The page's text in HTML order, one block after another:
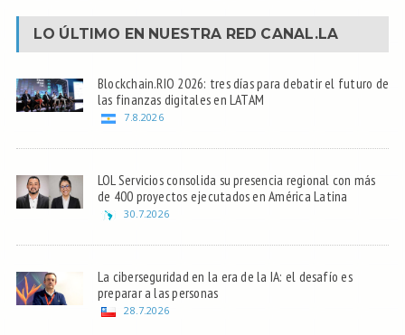
LO ÚLTIMO EN NUESTRA RED CANAL.LA
Blockchain.RIO 2026: tres días para debatir el futuro de
las finanzas digitales en LATAM
7.8.2026
LOL Servicios consolida su presencia regional con más
de 400 proyectos ejecutados en América Latina
30.7.2026
La ciberseguridad en la era de la IA: el desafío es
preparar a las personas
28.7.2026